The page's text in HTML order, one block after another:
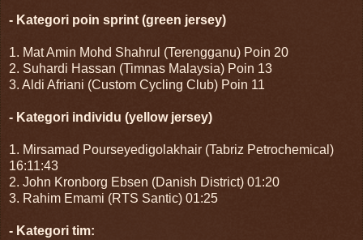
- Kategori poin sprint (green jersey)
1. Mat Amin Mohd Shahrul (Terengganu) Poin 20
2. Suhardi Hassan (Timnas Malaysia) Poin 13
3. Aldi Afriani (Custom Cycling Club) Poin 11
- Kategori individu (yellow jersey)
1. Mirsamad Pourseyedigolakhair (Tabriz Petrochemical)
16:11:43
2. John Kronborg Ebsen (Danish District) 01:20
3. Rahim Emami (RTS Santic) 01:25
- Kategori tim: